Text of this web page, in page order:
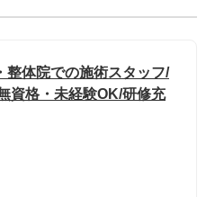
整体院での施術スタッフ/
資格・未経験OK/研修充